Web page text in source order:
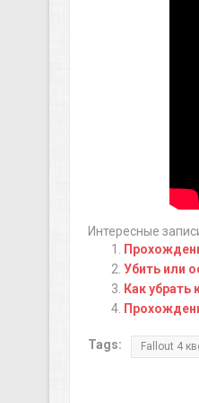
Интересные
Убить или
Как убрать
Tags: Fallout 4